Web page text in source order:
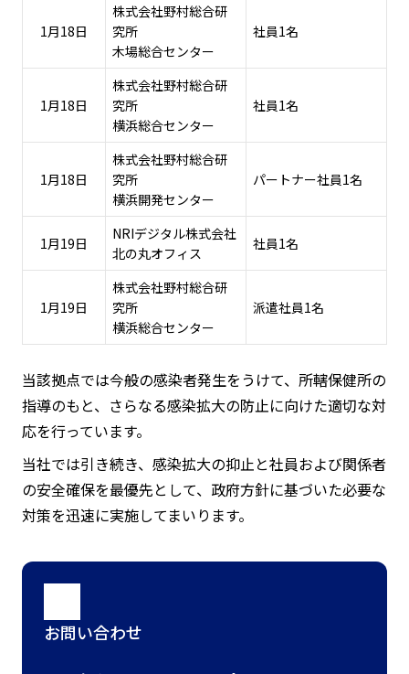
1月18日
株式会社野村総合研
究所
木場総合センター
社員1名
1月18日
株式会社野村総合研
究所
横浜総合センター
社員1名
1月18日
株式会社野村総合研
究所
横浜開発センター
パートナー社員1名
1月19日
NRIデジタル株式会社
北の丸オフィス
社員1名
1月19日
株式会社野村総合研
究所
横浜総合センター
派遣社員1名
当該拠点では今般の感染者発生をうけて、所轄保健所の
指導のもと、さらなる感染拡大の防止に向けた適切な対
応を行っています。
当社では引き続き、感染拡大の抑止と社員および関係者
の安全確保を最優先として、政府方針に基づいた必要な
対策を迅速に実施してまいります。
お問い合わせ